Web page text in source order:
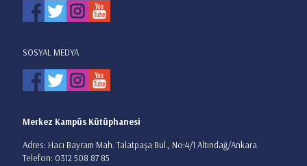
SOSYAL MEDYA
Merkez Kampüs Kütüphanesi
Adres: Hacı Bayram Mah. Talatpaşa Bul., No:4/1 Altındağ/Ankara
Telefon: 0312 508 87 85